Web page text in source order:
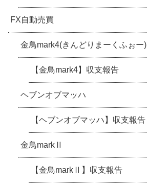
FX自動売買
金鳥mark4(きんどりまーくふぉー)
【金鳥mark4】収支報告
ヘブンオブマッハ
【ヘブンオブマッハ】収支報告
金鳥markⅡ
【金鳥markⅡ】収支報告